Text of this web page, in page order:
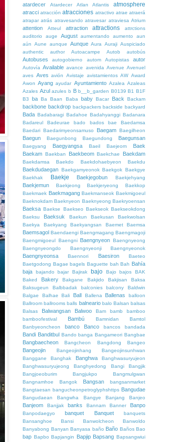
atardecer Atardecer Atlan Atlantis atmosphere
atracci atracción atracciones atractivo atrae atraerá
atrapar atrás atravesando atravesar atraviesa Atrium
attention Atteul attraction attractions
attrctions
auditorio
auge August aumentando aumento
aun
aún
Aune aunque Aunque Aura Auraji Auspiciado
authentic
author Autoacampe Autob autobús
Autobuses autogobierno autom Autopistas autor
Autovía Available avance avenida Avenue Avenuel
aves Aves avión Avistaje avistamientos AW Award
Awon Ayang ayudar Ayuntamiento Azalea Azaleas
Azales Azul azules b B b__b_garden B0139 B1 B1F
B3
ba Ba Baan Baba baby Bacar Back Backam
backbone backdrop backpackers backside backyard
Bada Badabaragi Badahoe Badahyanggi Badanara
Badareul
Badeurae bado bados bae
Baedamsa
Baedari Baedarimyeonsamuso Baegam Baegilheon
Baegun Baegunbong Baegundong Baegunsan
Baegyang Baegyangsa Baeil Baejeom
Baek
Baekam Baekban Baekbeom Baekchae Baekdam
Baekdamsa Baekdo Baekdohaebyeon Baekdu
Baekdudaegan Baekgamyeonok Baekgok Baekgye
Baekhak
Baekje Baekjegobun Baekjehyang
Baekjemun Baekjeong Baekjeryeong
Baekkop
Baekmaek Baekmagang Baekmanseok Baekmigoeul
Baeknokdam Baeknyeon Baeknyeong Baekryoensan
Baeksa Baekse Baekseo Baekseok Baekseokdong
Baeksu
Baeksuk Baekun Baekusan
Baekwolsan
Baekya
Baekyang Baekyangsan Baemet Baemsa
Baemsagol Baendaengi Baengmagang Baengmagoji
Baengmigoeul Baengni Baengnyeon Baengnyeong
Baengnyeongdo
Baengnyeonji Baengnyeonok
Baengnyeonsa Baennori Baesiron
Baeteo
Baetgodong Bagae bagels Baguette bah Bah Bahía
baja
bajando bajar Bajirak bajo Bajo bajos
BAK
Baked
Bakery Bakgane Bakjido Bakjisan
Baksa
Baksugeun
Balbbadak balconies balcony
Baldwin
Balgae
Balhae Bali Ball Ballena Ballenas
balloon
Ballroom ballrooms balls balneario balo Balsan balsas
Balsas
Balwangsan Balwoo Bam bamb
bamboo
bamboofestival
Bambú Bamnidan
Bamtol
Banbyeoncheon
banco Banco bancos bandada
Bandi Banditbul Bando banga Bangameori Bangbae
Bangbaecheon Bangcheon Bangdong Bangeo
Bangeojin Bangeojinhang
Bangeojinsunhwan
Banggane
Banghak Banghwa
Banghwasuryujeon
Banghwasuryujeong
Banghyedong Bangi
Bangjik
Bangjoeoburim
Bangjukpo
Bangmulgwan
Bangnamhoe
Bangok Bangsan
bangsanmarket
Bangtaesan bangucheonpetroglyphshttps Bangudae
Bangudaean Bangwha Bangye Banjang Banjeo
Banjeom Banjjak banks Bannam Banner Banpo
Banpodaegyo banquet Banquet
banquets
Bansanghoe
Bansi Banwolcheon
Banwoldo
Banyabong Banyan Banyasa baño Baño Baños Bao
bap Bapbo Bapjangin Bapjip Bapsang Bapsangwiui